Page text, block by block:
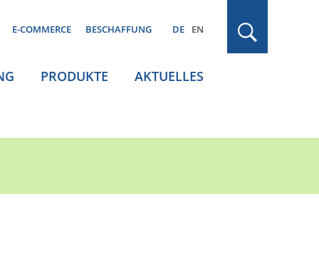
E-COMMERCE BESCHAFFUNG DE EN
PRODUKTE AKTUELLES